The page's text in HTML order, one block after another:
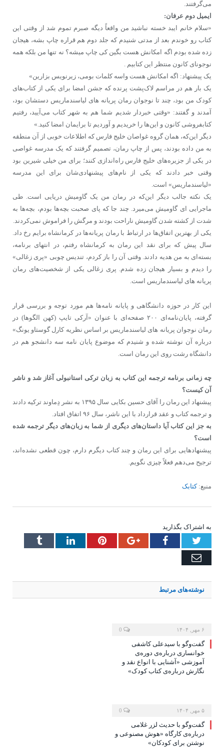
می‌گرفتند.
ایمیل دوم عرفان:
«سلام خانم ایبد خسته نباشید من واقعاً دیگه صبرم تموم شد از وقتی این
کتاب رو خوندم بعد از مدتی شنیدم که جلد دوم هم قراره چاپ بشه، هیجان
زده شده بودم اگه امکانش هست بگین کی چاپ میشه؟ نه تنها من بلکه همه
نوجونای کانون منتظر این کتابیم .
یک پیشنهاد: اگه امکانش هست واسه کلمات بومی، زیرنویس بزارین»
یک بار هم در مراسم لاک‌پشت پرنده که جشن امضا برای یکی از کتاب‌های
کودک من بود، چند تا نوجوان رمان پریانه‌ های لیاسندماریس دستشان بود،
آمدند و گفتند: «وقتی خبردار شدیم شما هم به شهر کتاب می‌آیید، رفتیم
کتابفروشی کانون و این‌ها را خریدیم و آوردیم تا برایمان امضا کنید.»
دیگر این‌که، همان گروه غواصان خلیج فارس که اطلاعات خوبی از آن منطقه
به من داده بودند، پس از چاپ رمان، تصمیم گرفتند که یک مدرسه غواصی
در یکی از جزیره‌های خلیج فارس راه‌اندازی کنند؛ برای من خیلی شیرین بود
وقتی خبر دادند که یکی از نام‌های پیشنهادی‌شان برای این مدرسه
«لیاسندماریس» است.
یک نکته جالب دیگر این‌که در رمان من یک گاومیش دریایی است. طی
ماجرایی ای گاومیش می‌میرد. چند جا که پای صحبت بچه‌ها بودم، بچه‌ها به
شدت از کشته شدن گاومیش ناراحت بودند و مرگش را فراموش نمی‌کردند.
یکی از بهترین اتفاق‌ها در ارتباط با رمان پریانه‌ها در کرمانشاه برایم رخ داد.
سال پیش که برای نقد این رمان به کرمانشاه رفتم، در انتهای برنامه،
بسته‌ای به من هدیه دادند. وقتی آن را باز کردم، تندیس چوبی «پری زغالی»
را دیدم و بسیار هیجان زده شدم. پری زغالی یکی از شخصیت‌های رمان
پریانه‌ های لیاسندماریس است.
این کار در حوزه دانشگاهی و پایانه نامه‌ها هم مورد توجه و بررسی قرار
گرفته، پایان‌نامه‌ای ۲۰۰ صفحه‌ای با عنوان «آرکی تایپ (کهن الگوها) در
رمان نوجوان پریانه های لیاسندماریس بر اساس نظریه کارل گوستاو یونگ»
درباره آن نوشته شده و شنیدم که موضوع پایان نامه سه دانشجو هم در
دانشگاه رشت روی این رمان است.
چه زمانی برنامه ترجمه این کتاب به زبان ترکی استانبولی آغاز شد و ناشر
آن کیست؟
پیشنهاد این رمان را آقای حسین بکایی سال ۱۳۹۵ به نشر دِماوند ترکیه دادند
و ترجمه کتاب و عقد قرارداد با این ناشر، سال ۹۶ اتفاق افتاد.
به جز این کتاب آیا داستان‌های دیگری از شما به زبان‌های دیگر ترجمه شده
است؟
پیشنهادهایی برای این رمان و چند کتاب دیگرم دارم، چون قطعی نشده‌اند،
ترجیح می‌دهم فعلاً چیزی نگویم.
منبع:کتابک
به اشتراک بگذارید
Twitter
Facebook
Google+
Pinterest
LinkedIn
Tumblr
Email
نوشته‌های مرتبط
۶ مهر, ۱۴۰۴
گفت‌وگو با سیدعلی کاشفی
خوانساری درباره‌ی دوره‌ی
آموزشی «آشنایی با انواع نقد و
نگارش درباره‌ی کتاب کودک»
۵ مهر, ۱۴۰۴
گفت‌وگو با حدیث لزر غلامی
درباره‌ی کارگاه «هوش مصنوعی و
نوشتن برای کودکان»